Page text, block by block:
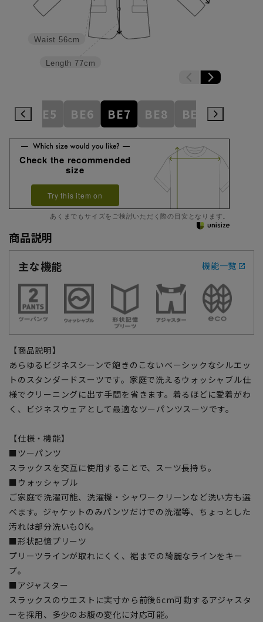
Length 77cm
Waist 56cm
BE5 BE6 BE7 BE8 BE9 BE10
Check the recommended
size
Try this item on
あくまでもサイズをご検討いただく際の目安となります。
商品説明
主な機能
機能一覧
【商品説明】
あらゆるビジネスシーンで飽きのこないベーシックなシルエッ
トのスタンダードスーツです。家庭で洗えるウォッシャブル仕
様でクリーニングに出す手間を省きます。着るほどに愛着がわ
く、ビジネスウェアとして最適なツーパンツスーツです。
【仕様・機能】
■ツーパンツ
スラックスを交互に使用することで、スーツ長持ち。
■ウォッシャブル
ご家庭で洗濯可能、洗濯機・シャワークリーンなど洗い方も選
べます。ジャケットのみパンツだけでの洗濯等、ちょっとした
汚れは部分洗いもOK。
■形状記憶プリーツ
プリーツラインが取れにくく、裾までの綺麗なラインをキー
プ。
■アジャスター
スラックスのウエストに実寸から前後6cm可動するアジャスタ
ーを採用、多少のお腹の変化に対応可能。